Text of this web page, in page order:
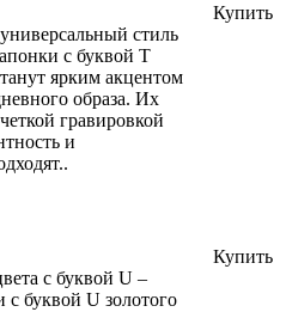
стиль
с буквой Т
ярким акцентом
образа. Их
гравировкой
и
Купить
с буквой U –
буквой U золотого
Купить